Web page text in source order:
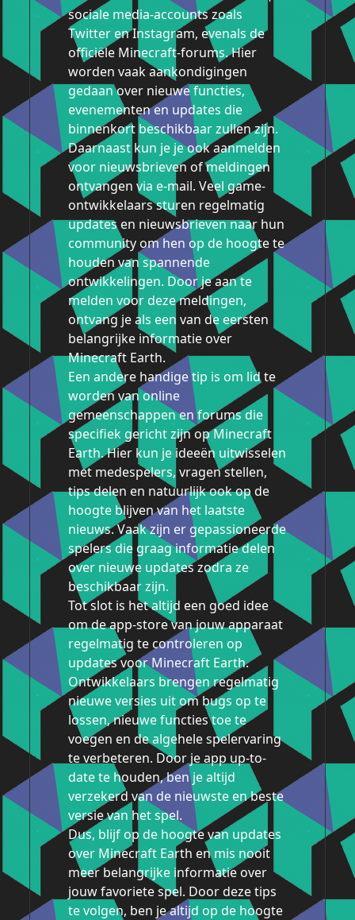
sociale media-accounts zoals
Twitter en Instagram, evenals de
officiële Minecraft-forums. Hier
worden vaak aankondigingen
gedaan over nieuwe functies,
evenementen en updates die
binnenkort beschikbaar zullen zijn.
Daarnaast kun je je ook aanmelden
voor nieuwsbrieven of meldingen
ontvangen via e-mail. Veel game-
ontwikkelaars sturen regelmatig
updates en nieuwsbrieven naar hun
community om hen op de hoogte te
houden van spannende
ontwikkelingen. Door je aan te
melden voor deze meldingen,
ontvang je als een van de eersten
belangrijke informatie over
Minecraft Earth.
Een andere handige tip is om lid te
worden van online
gemeenschappen en forums die
specifiek gericht zijn op Minecraft
Earth. Hier kun je ideeën uitwisselen
met medespelers, vragen stellen,
tips delen en natuurlijk ook op de
hoogte blijven van het laatste
nieuws. Vaak zijn er gepassioneerde
spelers die graag informatie delen
over nieuwe updates zodra ze
beschikbaar zijn.
Tot slot is het altijd een goed idee
om de app-store van jouw apparaat
regelmatig te controleren op
updates voor Minecraft Earth.
Ontwikkelaars brengen regelmatig
nieuwe versies uit om bugs op te
lossen, nieuwe functies toe te
voegen en de algehele spelervaring
te verbeteren. Door je app up-to-
date te houden, ben je altijd
verzekerd van de nieuwste en beste
versie van het spel.
Dus, blijf op de hoogte van updates
over Minecraft Earth en mis nooit
meer belangrijke informatie over
jouw favoriete spel. Door deze tips
te volgen, ben je altijd op de hoogte